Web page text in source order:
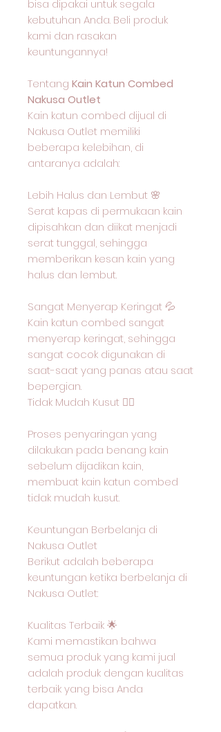
bisa dipakai untuk segala
kebutuhan Anda. Beli produk
kami dan rasakan
keuntungannya!
Tentang Kain Katun Combed
Nakusa Outlet
Kain katun combed dijual di
Nakusa Outlet memiliki
beberapa kelebihan, di
antaranya adalah:
Lebih Halus dan Lembut 🌸
Serat kapas di permukaan kain
dipisahkan dan diikat menjadi
serat tunggal, sehingga
memberikan kesan kain yang
halus dan lembut.
Sangat Menyerap Keringat 💦
Kain katun combed sangat
menyerap keringat, sehingga
sangat cocok digunakan di
saat-saat yang panas atau saat
bepergian.
Tidak Mudah Kusut 🙅‍♂️
Proses penyaringan yang
dilakukan pada benang kain
sebelum dijadikan kain,
membuat kain katun combed
tidak mudah kusut.
Keuntungan Berbelanja di
Nakusa Outlet
Berikut adalah beberapa
keuntungan ketika berbelanja di
Nakusa Outlet:
Kualitas Terbaik 🌟
Kami memastikan bahwa
semua produk yang kami jual
adalah produk dengan kualitas
terbaik yang bisa Anda
dapatkan.